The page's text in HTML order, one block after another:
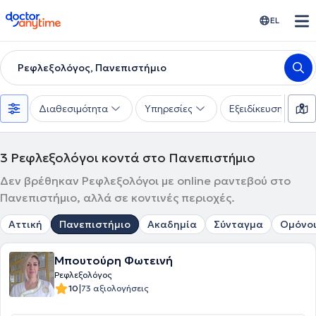
doctoranytime EL
Ρεφλεξολόγος, Πανεπιστήμιο
Διαθεσιμότητα Υπηρεσίες Εξειδίκευση
3 Ρεφλεξολόγοι κοντά στο Πανεπιστήμιο
Δεν βρέθηκαν Ρεφλεξολόγοι με online ραντεβού στο
Πανεπιστήμιο, αλλά σε κοντινές περιοχές.
Αττική Πανεπιστήμιο Ακαδημία Σύνταγμα
Μπουτούρη Φωτεινή
Ρεφλεξολόγος
10|73 αξιολογήσεις